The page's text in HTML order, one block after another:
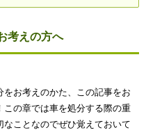
考えの方へ
お考えのかた、この記事をお
の章では車を処分する際の重
ことなのでぜひ覚えておいて